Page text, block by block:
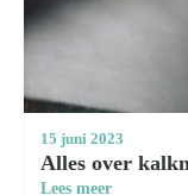
15 juni 2023
Alles over
Lees meer